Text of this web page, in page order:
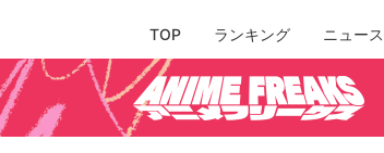
TOP ランキング ニュース